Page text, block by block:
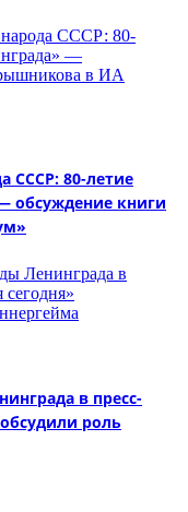
СССР: 80-летие
обсуждение книги
в пресс-
роль